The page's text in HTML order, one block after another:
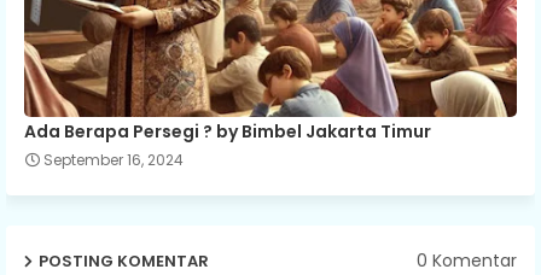
Ada Berapa Persegi ? by Bimbel Jakarta Timur
September 16, 2024
POSTING KOMENTAR 0 Komentar